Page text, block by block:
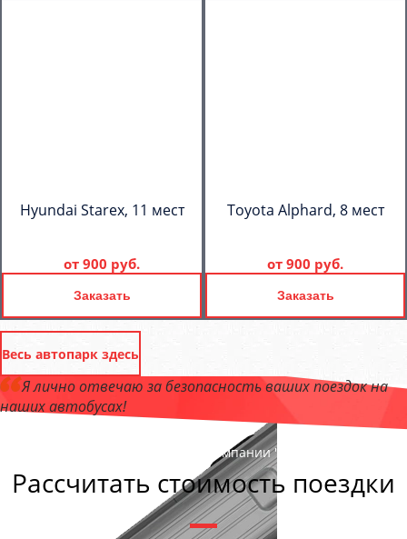
Hyundai Starex, 11 мест
от 900 руб.
Заказать
Toyota Alphard, 8 мест
от 900 руб.
Заказать
Весь автопарк здесь
Я лично отвечаю за безопасность ваших поездок на
наших автобусах!
, директор компании "ОрёлБас"
Рассчитать стоимость поездки